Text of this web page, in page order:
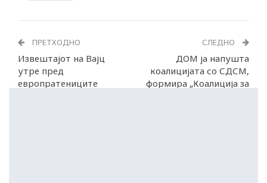
ПРЕТХОДНО
Извештајот на Вајц
утре пред
европратениците
СЛЕДНО
ДОМ ја напушта
коалицијата со СДСМ,
формира „Коалиција за